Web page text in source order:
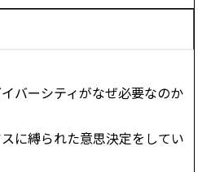
バーシティがなぜ必要なのか
に縛られた意思決定をしてい